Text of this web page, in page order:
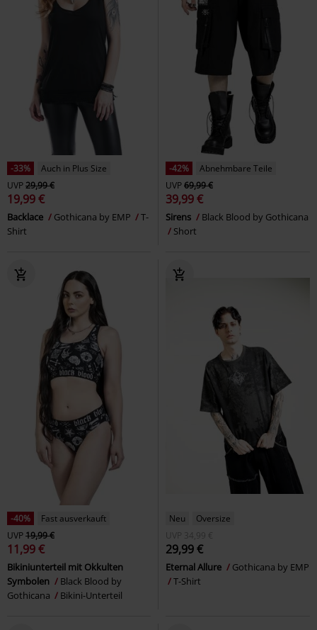
-33%
Auch in Plus Size
UVP29,99 €
19,99 €
Backlace Gothicana by EMP
T-
Shirt
-42%
Abnehmbare Teile
UVP69,99 €
39,99 €
Sirens
Black Blood by Gothicana
Short
-40%
Fast ausverkauft
UVP19,99 €
11,99 €
Bikiniunterteil mit Okkulten
Symbolen
Black Blood by
Gothicana
Bikini-Unterteil
Neu
Oversize
UVP
34,99 €
29,99 €
Eternal Allure
Gothicana by EMP
T-Shirt